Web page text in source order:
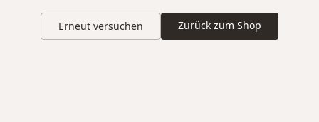
Erneut versuchen Zurück zum Shop